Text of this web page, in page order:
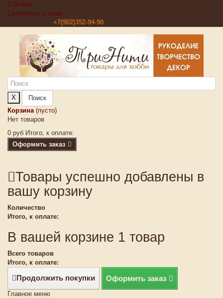
Войти
Свяжитесь с нами
+7(902)352-94-90
X
Поиск
Корзина (пусто)
Нет товаров
0 руб Итого, к оплате:
Оформить заказ
Товары успешно добавлены в
вашу корзину
Количество
Итого, к оплате:
В вашей корзине 1 товар
Всего товаров
Итого, к оплате:
Продолжить покупки Оформить заказ
Главное меню